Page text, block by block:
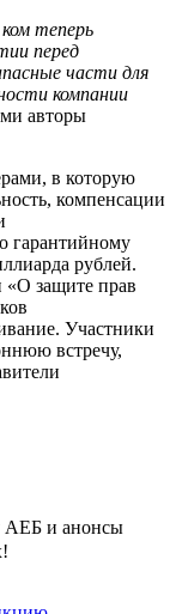
теперь
перед
части для
компании
авторы
в которую
компенсации
гарантийному
рублей.
«О защите прав
Участники
встречу,
АЕБ и анонсы